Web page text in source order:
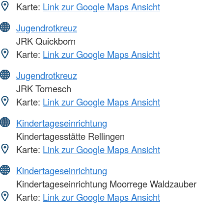
Karte: Link zur Google Maps Ansicht
Jugendrotkreuz
JRK Quickborn
Karte: Link zur Google Maps Ansicht
Jugendrotkreuz
JRK Tornesch
Karte: Link zur Google Maps Ansicht
Kindertageseinrichtung
Kindertagesstätte Rellingen
Karte: Link zur Google Maps Ansicht
Kindertageseinrichtung
Kindertageseinrichtung Moorrege Waldzauber
Karte: Link zur Google Maps Ansicht